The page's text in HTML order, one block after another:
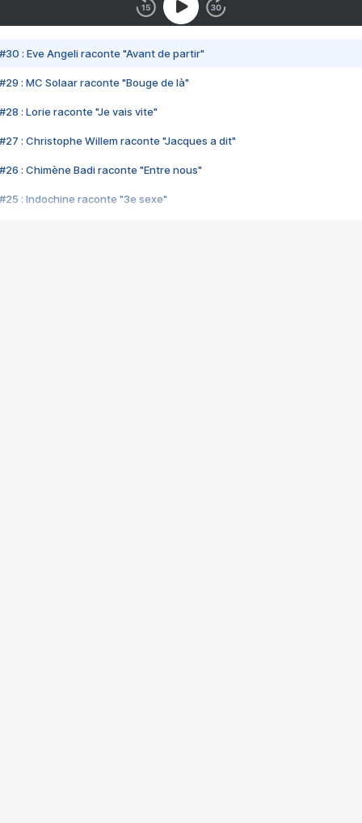
#30 : Eve Angeli raconte "Avant de partir"
#29 : MC Solaar raconte "Bouge de là"
#28 : Lorie raconte "Je vais vite"
#27 : Christophe Willem raconte "Jacques a dit"
#26 : Chimène Badi raconte "Entre nous"
#25 : Indochine raconte "3e sexe"